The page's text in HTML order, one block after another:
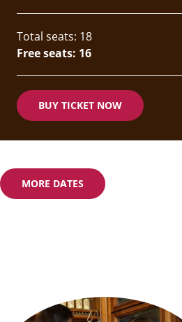
Total seats: 18
Free seats: 16
BUY TICKET NOW
MORE DATES